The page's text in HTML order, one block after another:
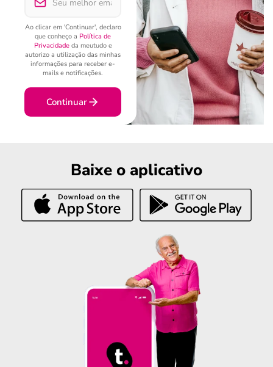
Ao clicar em 'Continuar', declaro
que conheço a Política de
Privacidadeda meutudo e
autorizo a utilização das minhas
informações para receber e-
mails e notificações.
Continuar
Baixe o aplicativo